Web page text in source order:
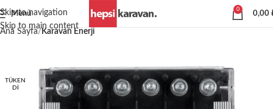
Skip to navigation
Skip to main content
Menü
0
0,00
Ana Sayfa Karavan Enerji
TÜKEN
DI